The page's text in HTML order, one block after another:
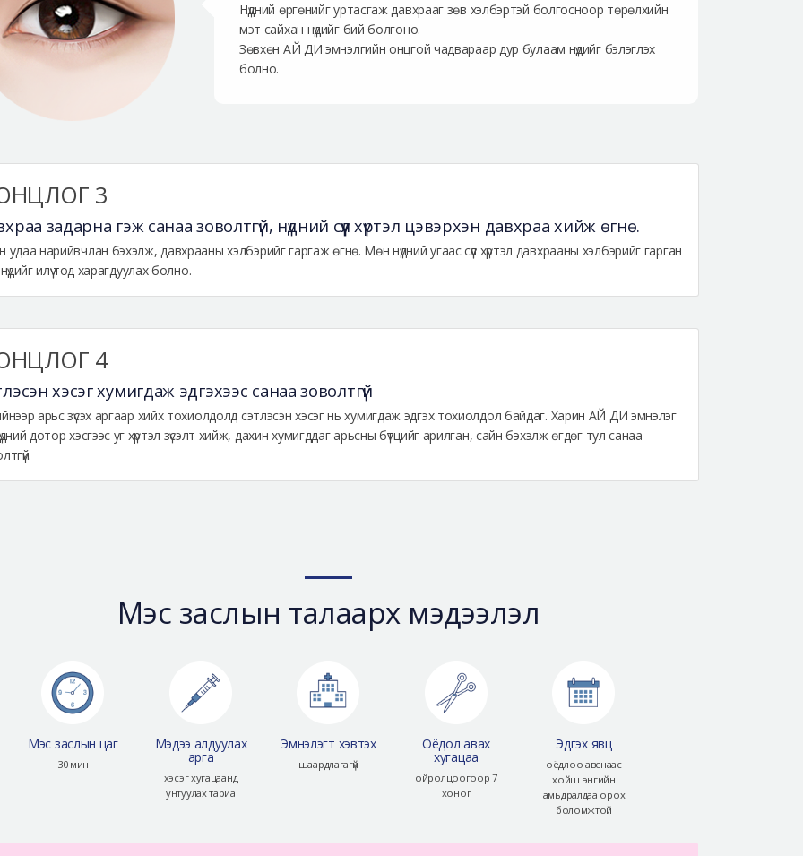
Нүдний өргөнийг уртасгаж давхрааг зөв хэлбэртэй болгосноор төрөлхийн
мэт сайхан нүдийг бий болгоно.
Зөвхөн АЙ ДИ эмнэлгийн онцгой чадвараар дур булаам нүдийг бэлэглэх
болно.
3
задарна гэж санаа зоволтгүй, нүдний сүүл хүртэл цэвэрхэн давхраа хийж өгнө.
удаа нарийвчлан бэхэлж, давхрааны хэлбэрийг гаргаж өгнө. Мөн нүдний угаас сүүл хүртэл давхрааны хэлбэрийг гарган
илүү тод харагдуулах болно.
4
хэсэг хумигдаж эдгэхээс санаа зоволтгүй
арьс зүсэх аргаар хийх тохиолдолд сэтлэсэн хэсэг нь хумигдаж эдгэх тохиолдол байдаг. Харин АЙ ДИ эмнэлэг
дотор хэсгээс уг хүртэл зүсэлт хийж, дахин хумигддаг арьсны бүтцийг арилган, сайн бэхэлж өгдөг тул санаа
Мэс заслын талаарх мэдээлэл
Мэс заслын цаг
30 мин
Мэдээ алдуулах
арга
хэсэг хугацаанд
унтуулах тариа
Эмнэлэгт хэвтэх
шаардлагагүй
Оёдол авах
хугацаа
ойролцоогоор 7
хоног
Эдгэх явц
оёдлоо авснаас
хойш энгийн
амьдралдаа орох
боломжтой